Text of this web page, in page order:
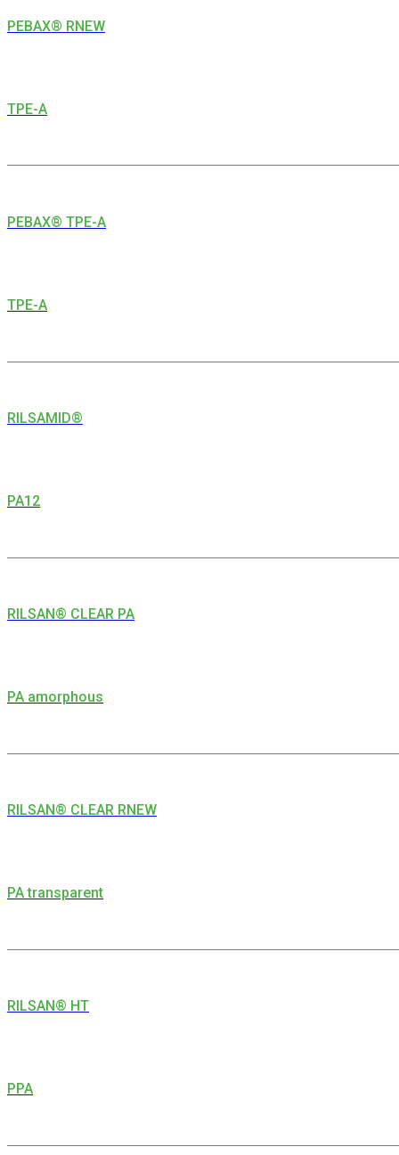
PEBAX® RNEW
TPE-A
PEBAX® TPE-A
TPE-A
RILSAMID®
PA12
RILSAN® CLEAR PA
PA amorphous
RILSAN® CLEAR RNEW
PA transparent
RILSAN® HT
PPA